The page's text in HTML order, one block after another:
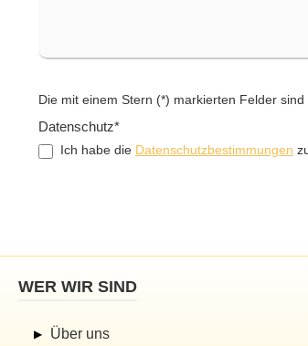
Die mit einem Stern (*) markierten Felder sind
Datenschutz*
Ich habe die Datenschutzbestimmungen
WER WIR SIND
Über uns